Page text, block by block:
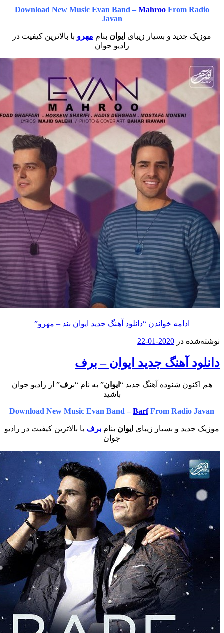
Download New Music Evan Band –MahrooFrom
جدید و بسیار زیبایایوانبنام مهرو با بالاترین کیفیت در
رادیو جوان
ادامه خواندن“دانلود آهنگ جدید ایوان بند – مهرو”
در 2020-01-22
آهنگ جدید ایوان – برف
شنوده آهنگ جدید “ایوان” به نام “برف ” از رادیو جوان
Download New Music Evan Band –BarfFrom Radio
و بسیار زیبایایوانبنام برف با بالاترین کیفیت در رادیو